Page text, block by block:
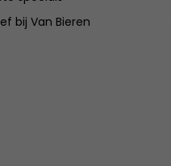
bij Van Bieren